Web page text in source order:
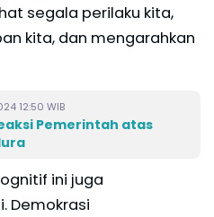
segala perilaku kita,
kita, dan mengarahkan
12:50 WIB
Pemerintah atas
ini juga
Demokrasi